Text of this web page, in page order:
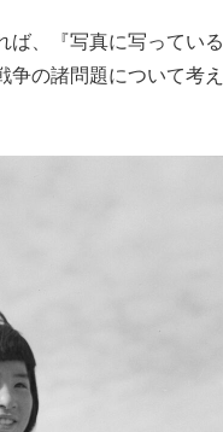
、『写真に写っている
争の諸問題について考え